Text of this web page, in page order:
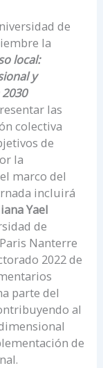
de
la
local:
y
las
colectiva
de
la
marco del
incluirá
Yael
de
Nanterre
2022 de
parte del
al
de